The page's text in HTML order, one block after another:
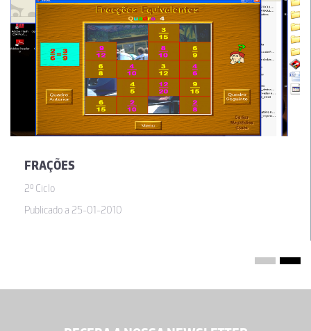
FRAÇÕES
2º Ciclo
Publicado a 25-01-2010